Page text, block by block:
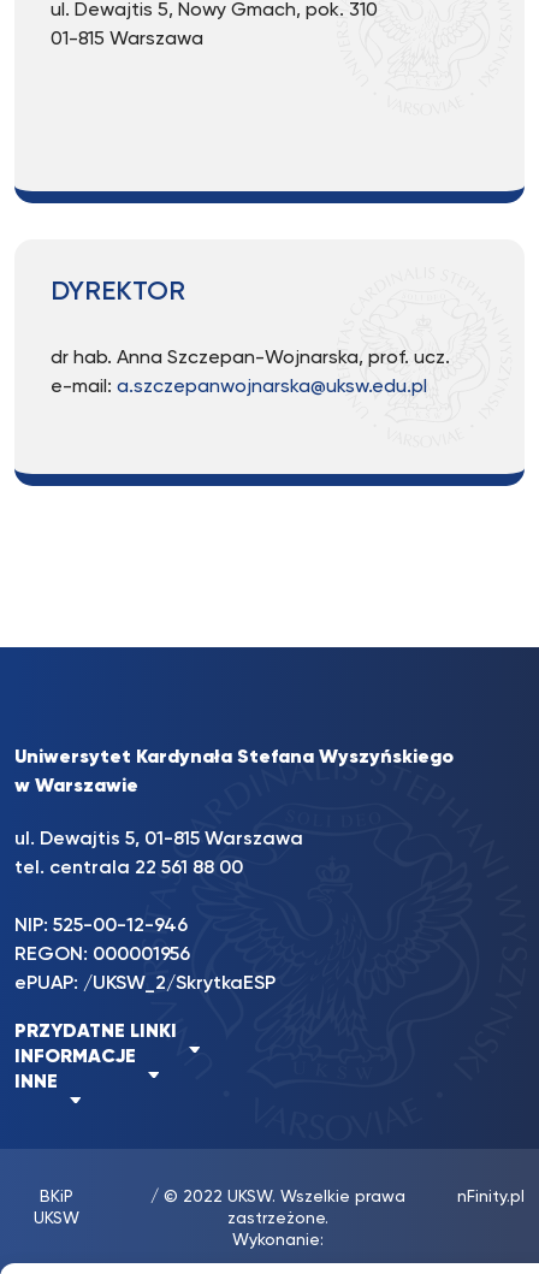
ul. Dewajtis 5, Nowy Gmach, pok. 310
01-815 Warszawa
DYREKTOR
dr hab. Anna Szczepan-Wojnarska, prof. ucz.
e-mail: a.szczepanwojnarska@uksw.edu.pl
Uniwersytet Kardynała Stefana Wyszyńskiego
w Warszawie
ul. Dewajtis 5, 01-815 Warszawa
tel. centrala 22 561 88 00
NIP: 525-00-12-946
REGON: 000001956
ePUAP: /UKSW_2/SkrytkaESP
PRZYDATNE LINKI
INFORMACJE
INNE
BKiP
UKSW
/ © 2022 UKSW. Wszelkie prawa
zastrzeżone.
Wykonanie:
nFinity.pl